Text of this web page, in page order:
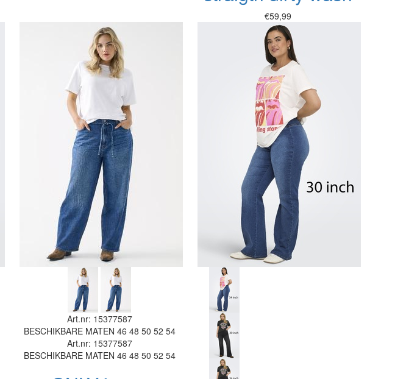
€59,99
Art.nr: 15377587
BESCHIKBARE MATEN 46 48 50 52 54
Art.nr: 15377587
BESCHIKBARE MATEN 46 48 50 52 54